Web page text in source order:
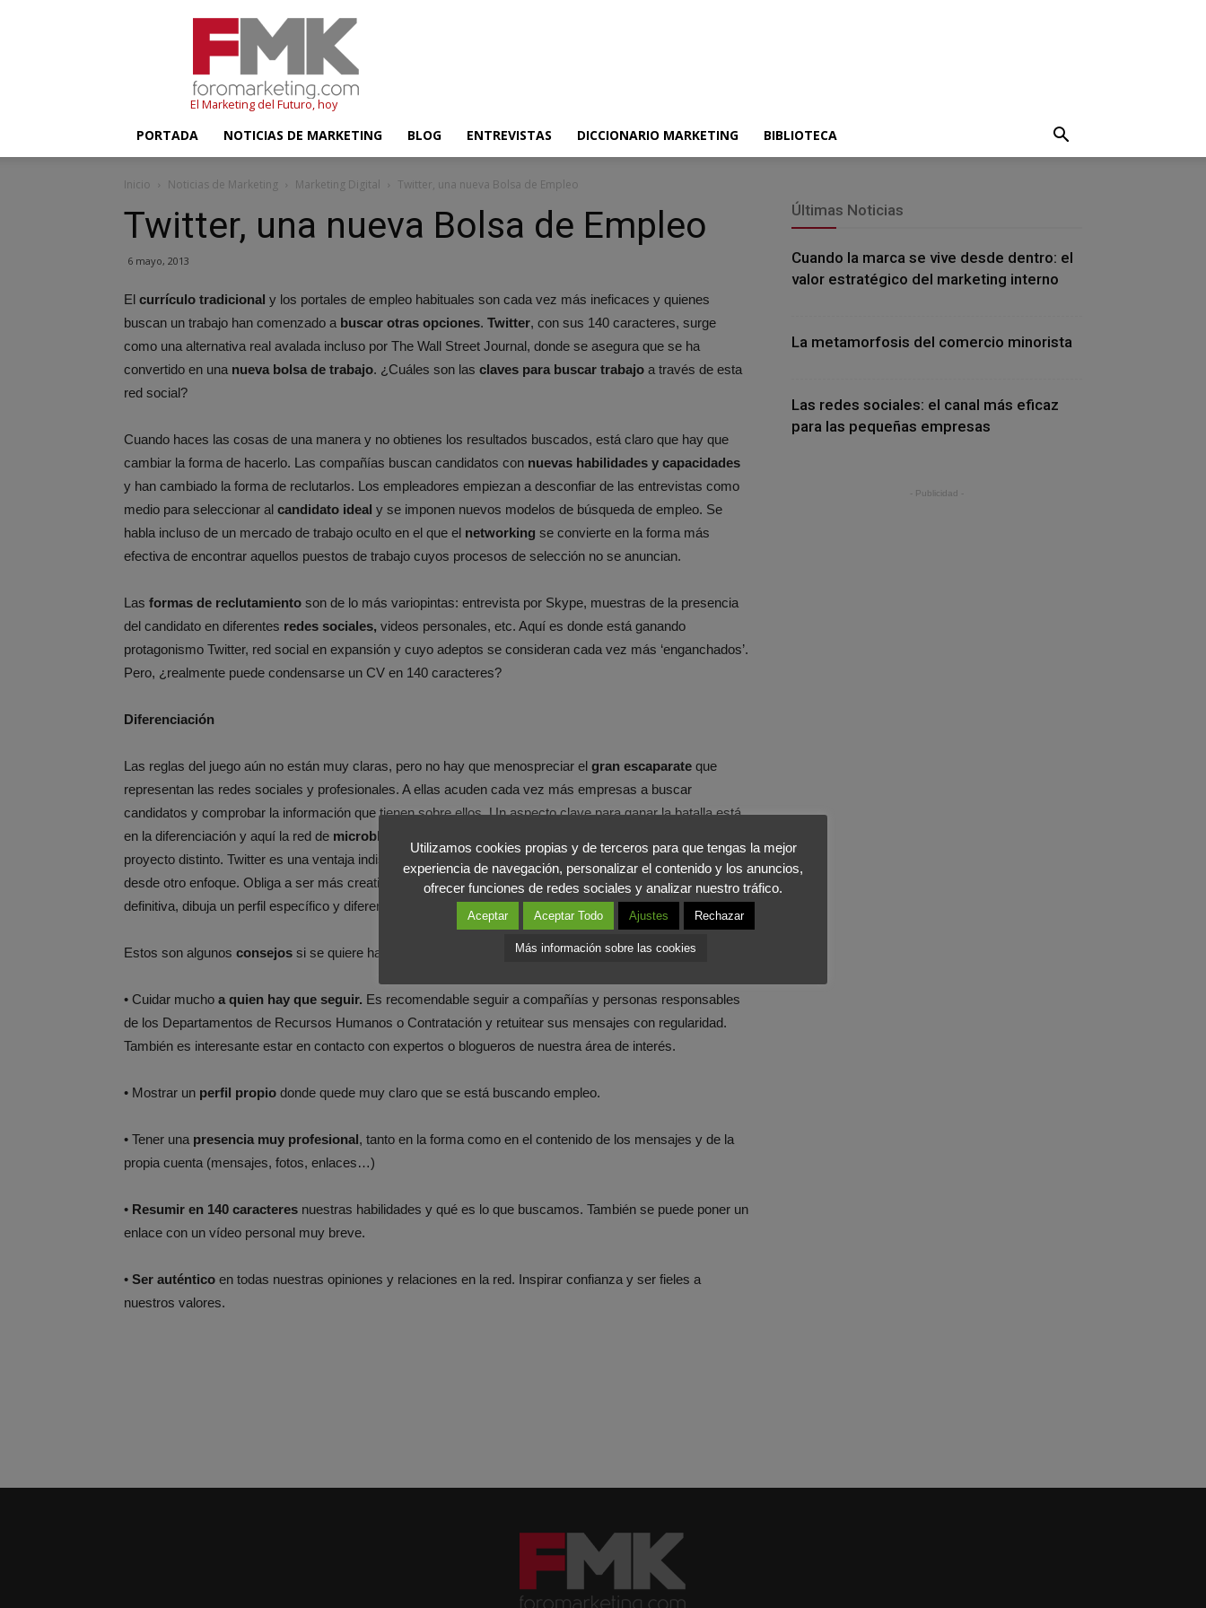
El Marketing del Futuro, hoy
PORTADA NOTICIAS DE MARKETING BLOG ENTREVISTAS DICCIONARIO MARKETING BIBLIOTECA
Inicio Noticias de Marketing Marketing Digital Twitter, una nueva Bolsa de Empleo
Twitter, una nueva Bolsa de Empleo
6 mayo, 2013
El currículo tradicional y los portales de empleo habituales son cada vez más ineficaces y quienes
buscan un trabajo han comenzado a buscar otras opciones. Twitter, con sus 140 caracteres, surge
como una alternativa real avalada incluso por The Wall Street Journal, donde se asegura que se ha
convertido en una nueva bolsa de trabajo. ¿Cuáles son las claves para buscar trabajo a través de esta
red social?
Cuando haces las cosas de una manera y no obtienes los resultados buscados, está claro que hay que
cambiar la forma de hacerlo. Las compañías buscan candidatos con nuevas habilidades y capacidades
y han cambiado la forma de reclutarlos. Los empleadores empiezan a desconfiar de las entrevistas como
medio para seleccionar al candidato ideal y se imponen nuevos modelos de búsqueda de empleo. Se
habla incluso de un mercado de trabajo oculto en el que el networking se convierte en la forma más
efectiva de encontrar aquellos puestos de trabajo cuyos procesos de selección no se anuncian.
Las formas de reclutamiento son de lo más variopintas: entrevista por Skype, muestras de la presencia
del candidato en diferentes redes sociales, videos personales, etc. Aquí es donde está ganando
protagonismo Twitter, red social en expansión y cuyo adeptos se consideran cada vez más ‘enganchados’.
Pero, ¿realmente puede condensarse un CV en 140 caracteres?
Diferenciación
Las reglas del juego aún no están muy claras, pero no hay que menospreciar el gran escaparate que
representan las redes sociales y profesionales. A ellas acuden cada vez más empresas a buscar
candidatos y comprobar la información que tienen sobre ellos. Un aspecto clave para ganar la batalla está
en la diferenciación y aquí la red de microblogging
proyecto distinto. Twitter es una ventaja indiscreta de lo que somos, lo que hacemos y lo que sabemos
desde otro enfoque. Obliga a ser más creativos y a adaptarse a las nuevas situaciones, diversificar… En
definitiva, dibuja un perfil específico y diferenciado. Y esto interesa a nuestro futuro empleador.
Estos son algunos consejos si se quiere hacer de Twitter un canal activo de búsqueda de empleo:
• Cuidar mucho a quien hay que seguir. Es recomendable seguir a compañías y personas responsables
de los Departamentos de Recursos Humanos o Contratación y retuitear sus mensajes con regularidad.
También es interesante estar en contacto con expertos o blogueros de nuestra área de interés.
• Mostrar un perfil propio donde quede muy claro que se está buscando empleo.
• Tener una presencia muy profesional, tanto en la forma como en el contenido de los mensajes y de la
propia cuenta (mensajes, fotos, enlaces…)
• Resumir en 140 caracteres nuestras habilidades y qué es lo que buscamos. También se puede poner un
enlace con un vídeo personal muy breve.
• Ser auténtico en todas nuestras opiniones y relaciones en la red. Inspirar confianza y ser fieles a
nuestros valores.
Últimas Noticias
Cuando la marca se vive desde dentro: el
valor estratégico del marketing interno
La metamorfosis del comercio minorista
Las redes sociales: el canal más eficaz
para las pequeñas empresas
- Publicidad -
Utilizamos cookies propias y de terceros para que tengas la mejor
experiencia de navegación, personalizar el contenido y los anuncios,
ofrecer funciones de redes sociales y analizar nuestro tráfico.
Aceptar Aceptar Todo Ajustes Rechazar
Más información sobre las cookies